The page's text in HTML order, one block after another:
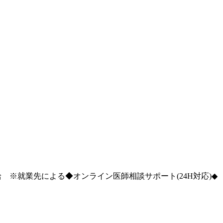
※就業先による◆オンライン医師相談サポート(24H対応)◆